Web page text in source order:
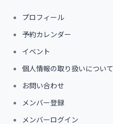
プロフィール
予約カレンダー
イベント
個人情報の取り扱いについて
お問い合わせ
メンバー登録
メンバーログイン